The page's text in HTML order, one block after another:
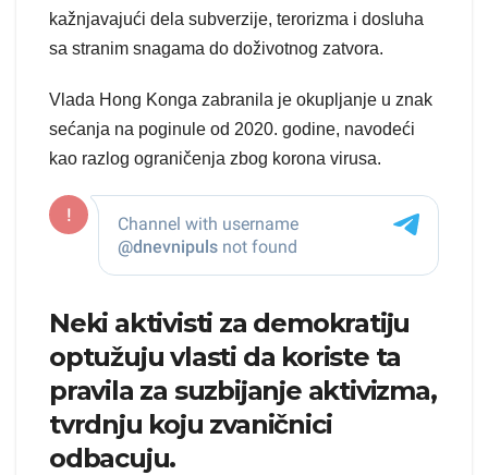
kažnjavajući dela subverzije, terorizma i dosluha
sa stranim snagama do doživotnog zatvora.
Vlada Hong Konga zabranila je okupljanje u znak
sećanja na poginule od 2020. godine, navodeći
kao razlog ograničenja zbog korona virusa.
Neki aktivisti za demokratiju
optužuju vlasti da koriste ta
pravila za suzbijanje aktivizma,
tvrdnju koju zvaničnici
odbacuju.